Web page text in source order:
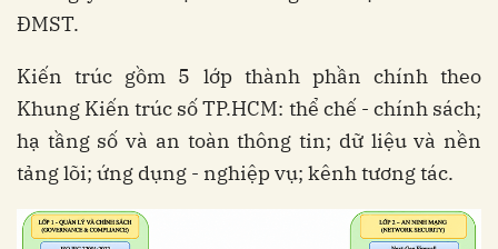
ĐMST.
Kiến trúc gồm 5 lớp thành phần chính theo
Khung Kiến trúc số TP.HCM: thể chế - chính sách;
hạ tầng số và an toàn thông tin; dữ liệu và nền
tảng lõi; ứng dụng - nghiệp vụ; kênh tương tác.